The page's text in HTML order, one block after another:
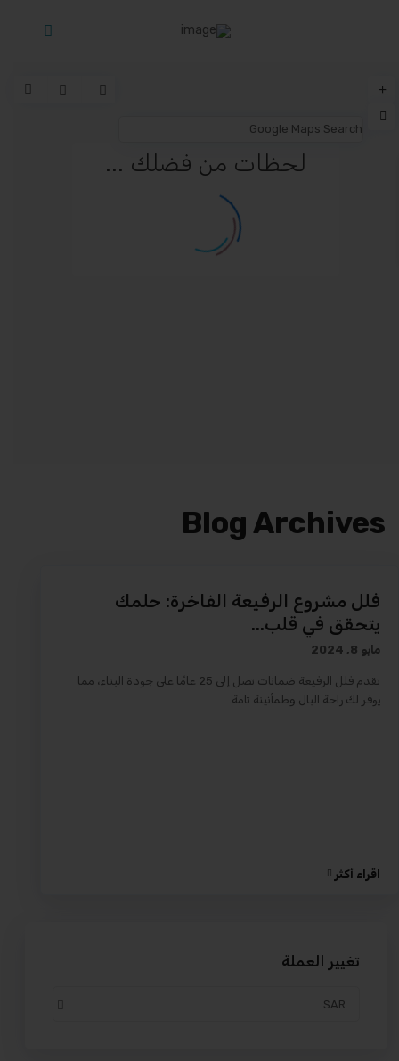
لحظات من فضلك ...
Blog Archives
فلل مشروع الرفيعة الفاخرة: حلمك
يتحقق في قلب...
مايو 8, 2024
تقدم فلل الرفيعة ضمانات تصل إلى 25 عامًا على جودة البناء، مما
يوفر لك راحة البال وطمأنينة تامة.
اقراء أكثر
تغيير العملة
SAR